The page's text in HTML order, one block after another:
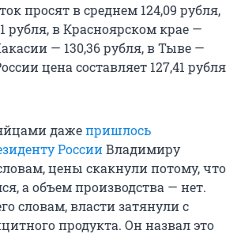
просят в среднем 124,09 рубля,
рубля, в Красноярском крае —
— 130,36 рубля, в Тыве —
цена составляет 127,41 рубля
дажепришлось
РоссииВладимиру
цены скакнули потому, что
а объем производства — нет.
словам, власти затянули с
продукта. Он назвал это